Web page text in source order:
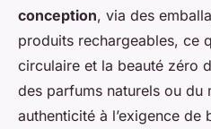
conception, via des
produits rechargeables, ce
circulaire et la beauté zéro
des parfums naturels ou du
authenticité à l’exigence de